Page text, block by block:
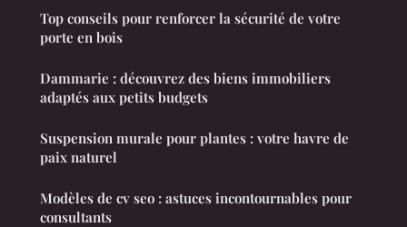
Top conseils pour renforcer la sécurité de votre
porte en bois
Dammarie : découvrez des biens immobiliers
adaptés aux petits budgets
Suspension murale pour plantes : votre havre de
paix naturel
Modèles de cv seo : astuces incontournables pour
consultants